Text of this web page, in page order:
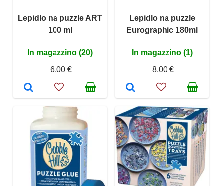
Lepidlo na puzzle ART
100 ml
In magazzino (20)
6,00 €
Lepidlo na puzzle
Eurographic 180ml
In magazzino (1)
8,00 €